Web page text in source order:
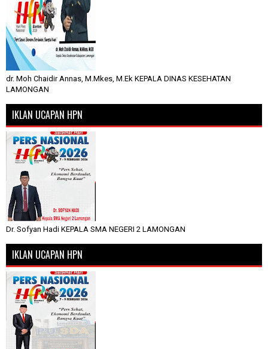
dr. Moh Chaidir Annas, M.Mkes, M.Ek KEPALA DINAS KESEHATAN
LAMONGAN
IKLAN UCAPAN HPN
Dr. Sofyan Hadi KEPALA SMA NEGERI 2 LAMONGAN
IKLAN UCAPAN HPN